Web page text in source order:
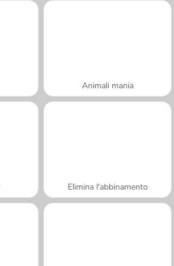
Animali mania
Elimina l'abbinamento